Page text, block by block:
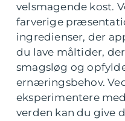
velsmagende kost.
farverige
ingredienser, der
du lave måltider,
smagsløg og
ernæringsbehov.
eksperimentere
verden kan du give